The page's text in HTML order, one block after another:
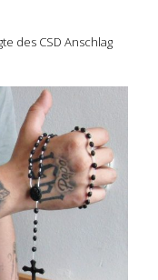
des CSD Anschlag